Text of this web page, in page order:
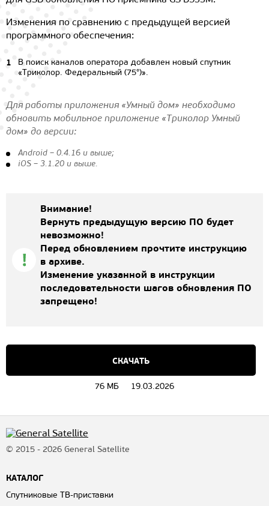
Изменения по сравнению с предыдущей версией
программного обеспечения:
В поиск каналов оператора добавлен новый спутник
«Триколор. Федеральный (75°)».
Для работы приложения «Умный дом» необходимо
обновить мобильное приложение «Триколор Умный
дом» до версии:
Android – 0.4.16 и выше;
iOS – 3.1.20 и выше.
Внимание!
Вернуть предыдущую версию ПО будет
невозможно!
Перед обновлением прочтите инструкцию
в архиве.
Изменение указанной в инструкции
последовательности шагов обновления ПО
запрещено!
СКАЧАТЬ
76 МБ 19.03.2026
© 2015 - 2026 General Satellite
КАТАЛОГ
Спутниковые ТВ-приставки